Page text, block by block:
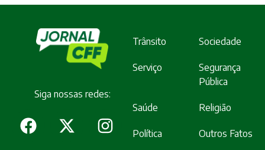
Siga nossas redes:
Trânsito Sociedade
Serviço
Segurança
Pública
Saúde Religião
Política Outros Fatos